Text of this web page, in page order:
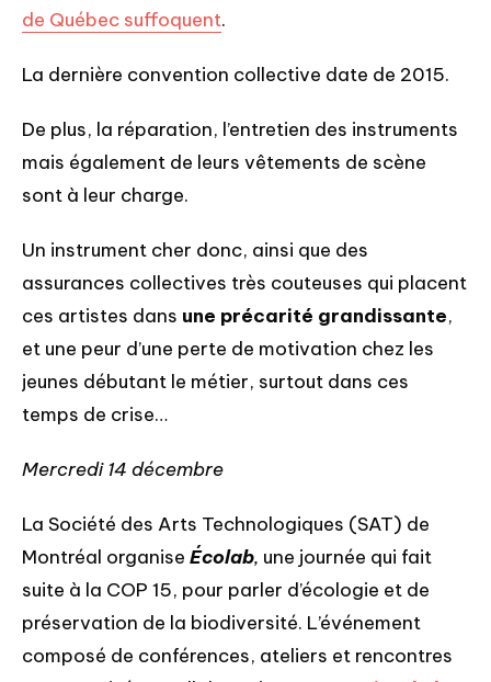
de Québec suffoquent.
La dernière convention collective date de 2015.
De plus, la réparation, l’entretien des instruments
mais également de leurs vêtements de scène
sont à leur charge.
Un instrument cher donc, ainsi que des
assurances collectives très couteuses qui placent
ces artistes dans une précarité grandissante,
et une peur d’une perte de motivation chez les
jeunes débutant le métier, surtout dans ces
temps de crise…
Mercredi 14 décembre
La Société des Arts Technologiques (SAT) de
Montréal organise Écolab, une journée qui fait
suite à la COP 15, pour parler d’écologie et de
préservation de la biodiversité. L’événement
composé de conférences, ateliers et rencontres